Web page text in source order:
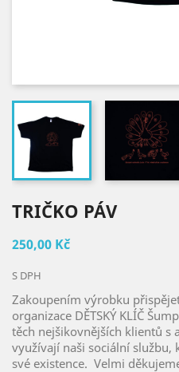
TRIČKO PÁV
250,00 Kč
S DPH
Zakoupením výrobku
organizace DĚTSKÝ KLÍČ
těch nejšikovnějších klientů s
využívají naši sociální službu,
své existence. Velmi